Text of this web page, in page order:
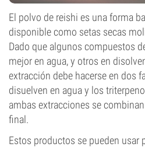
El polvo de reishi es una forma
disponible como setas secas
Dado que algunos compuestos
mejor en agua, y otros en
extracción debe hacerse en dos
disuelven en agua y los
ambas extracciones se
final.
Estos productos se pueden usar